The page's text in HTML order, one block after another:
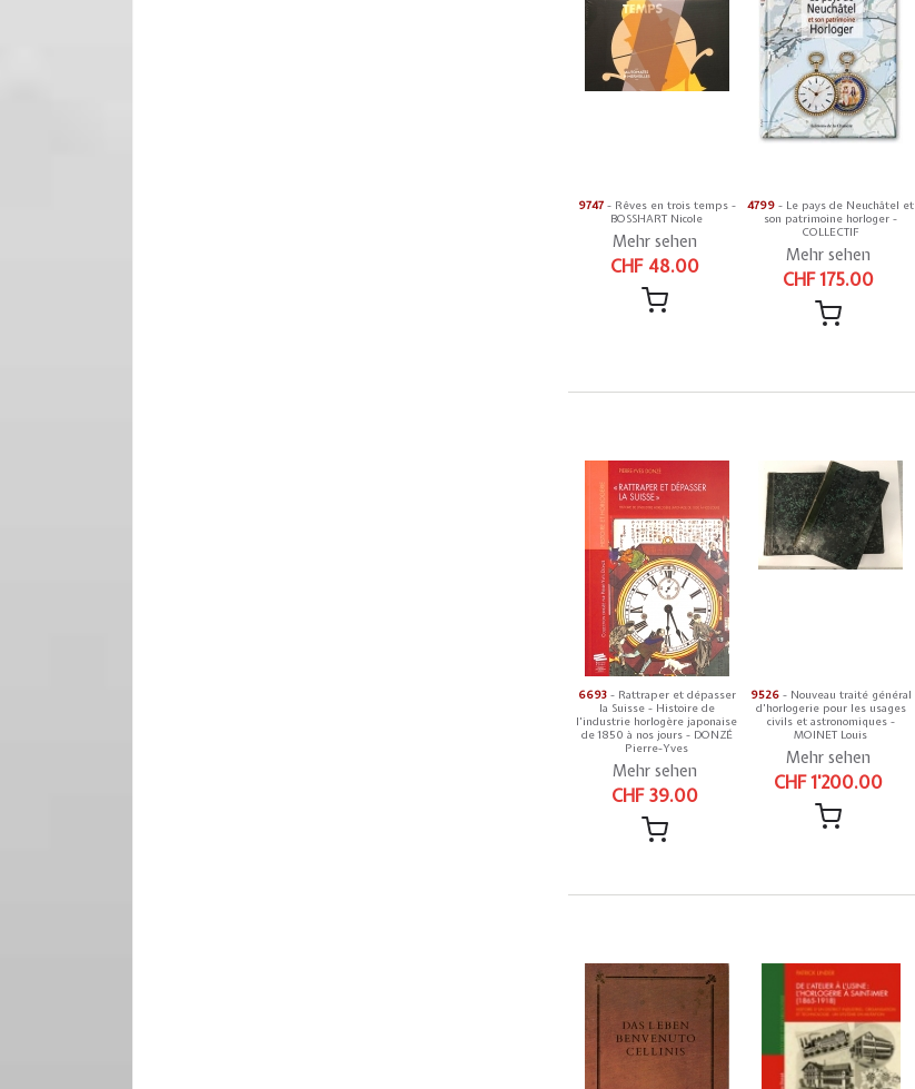
9747- Rêves en trois temps -
BOSSHART Nicole
Mehr sehen
CHF 48.00
4799 - Le pays de Neuchâtel et
son patrimoine horloger -
COLLECTIF
Mehr sehen
CHF 175.00
6693- Rattraper et dépasser
la Suisse - Histoire de
l'industrie horlogère japonaise
de 1850 à nos jours - DONZÉ
Pierre-Yves
Mehr sehen
CHF 39.00
9526- Nouveau traité général
d'horlogerie pour les usages
civils et astronomiques -
MOINET Louis
Mehr sehen
CHF 1'200.00